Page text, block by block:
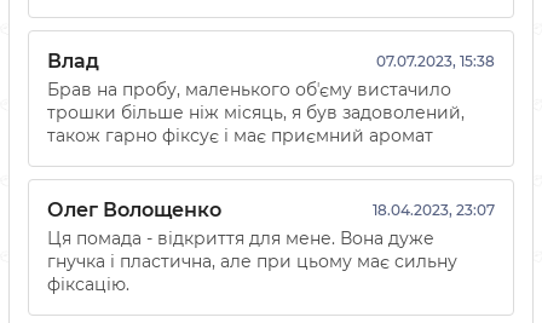
Влад 07.07.2023, 15:38
Брав на пробу, маленького обʼєму вистачило
трошки більше ніж місяць, я був задоволений,
також гарно фіксує і має приємний аромат
Олег Волощенко 18.04.2023, 23:07
Ця помада - відкриття для мене. Вона дуже
гнучка і пластична, але при цьому має сильну
фіксацію.